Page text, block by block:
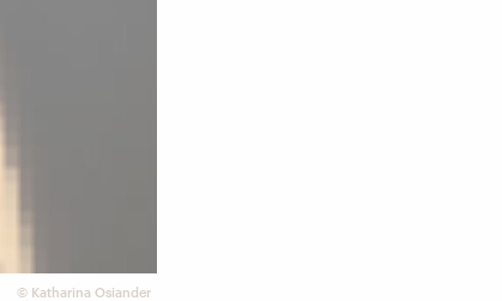
© Katharina Osiander